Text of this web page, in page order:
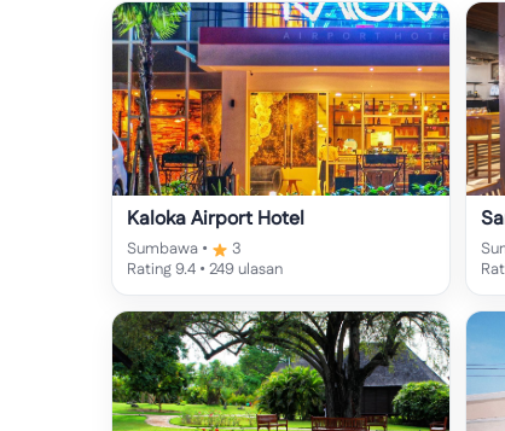
Kaloka Airport Hotel
Sumbawa •
3
Rating 9.4 • 249 ulasan